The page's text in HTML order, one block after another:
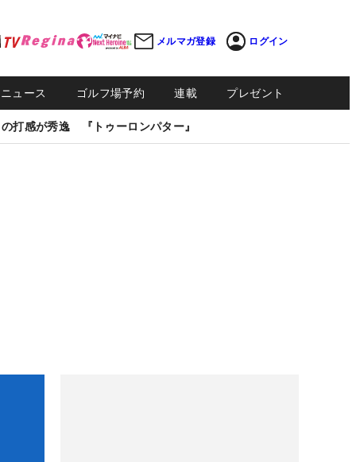
メルマガ登録 ログイン
ュース ゴルフ場予約 連載 プレゼント
打感が秀逸 『トゥーロンパター』